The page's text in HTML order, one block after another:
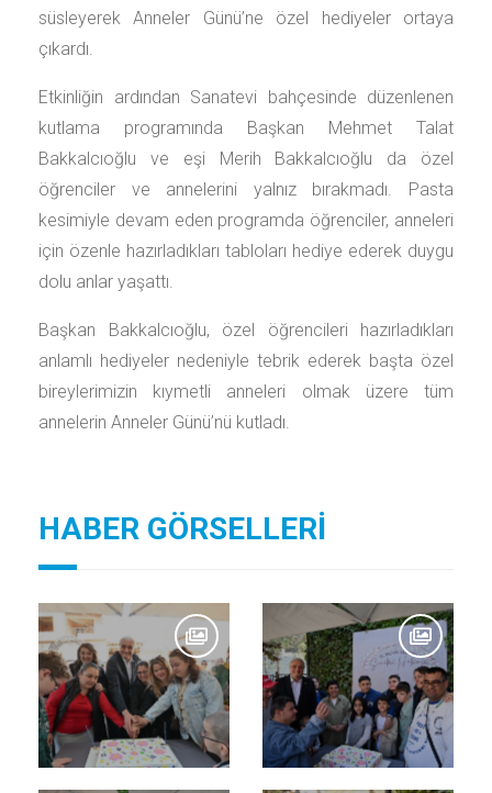
süsleyerek Anneler Günü’ne özel hediyeler ortaya
çıkardı.
Etkinliğin ardından Sanatevi bahçesinde düzenlenen
kutlama programında Başkan Mehmet Talat
Bakkalcıoğlu ve eşi Merih Bakkalcıoğlu da özel
öğrenciler ve annelerini yalnız bırakmadı. Pasta
kesimiyle devam eden programda öğrenciler, anneleri
için özenle hazırladıkları tabloları hediye ederek duygu
dolu anlar yaşattı.
Başkan Bakkalcıoğlu, özel öğrencileri hazırladıkları
anlamlı hediyeler nedeniyle tebrik ederek başta özel
bireylerimizin kıymetli anneleri olmak üzere tüm
annelerin Anneler Günü’nü kutladı.
HABER GÖRSELLERİ